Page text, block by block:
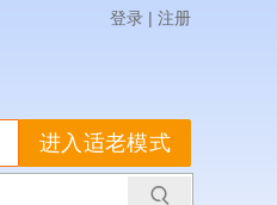
登录 | 注册
进入适老模式